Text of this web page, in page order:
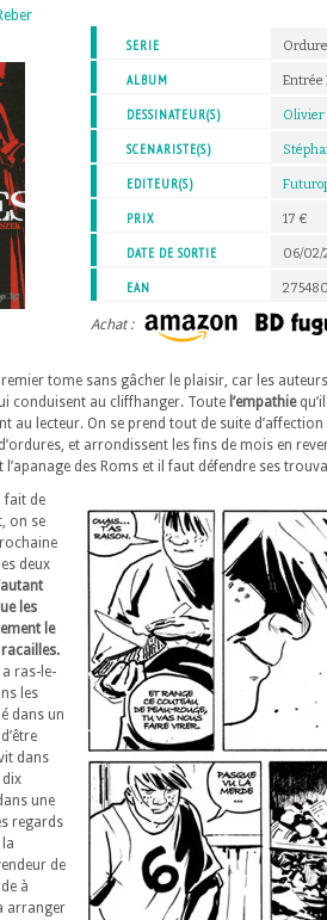
SERIE
ALBUM Entrée
DESSINATEUR(S) Olivier
SCENARISTE(S)
EDITEUR(S)
PRIX 17 €
DATE DE SORTIE 06/02/
EAN
Achat :
tome sans gâcher le plaisir, car les
conduisent au cliffhanger. Toute l’empathie
au lecteur. On se prend tout de suite
et arrondissent les fins de mois en
l’apanage des Roms et il faut défendre ses
fait de
on se
deux
les
le
ras-le-
les
dans un
dans
dix
une
regards
la
de
à
arranger